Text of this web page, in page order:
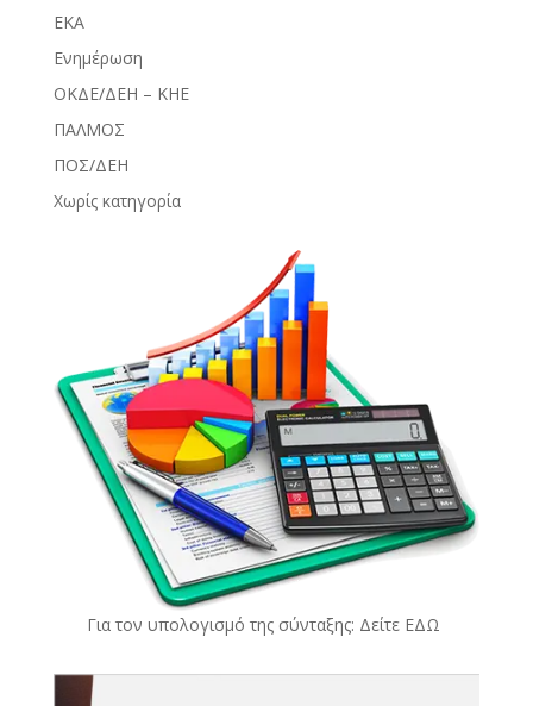
ΕΚΑ
Ενημέρωση
ΟΚΔΕ/ΔΕΗ – ΚΗΕ
ΠΑΛΜΟΣ
ΠΟΣ/ΔΕΗ
Χωρίς κατηγορία
Για τον υπολογισμό της σύνταξης: Δείτε ΕΔΩ